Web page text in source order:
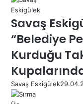
Savaş
“Belediye
Kurduğu
Savaş Eskigülek